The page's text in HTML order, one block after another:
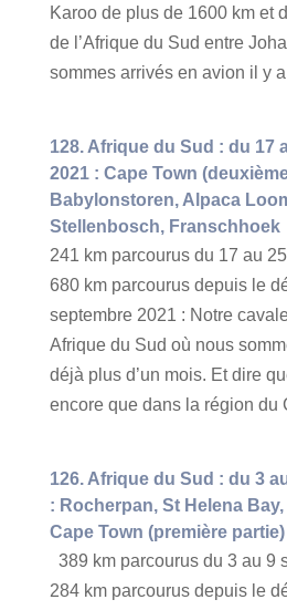
Karoo de plus de 1600 km et
de l’Afrique du Sud entre
sommes arrivés en avion il y
128. Afrique du Sud : du 17
2021 : Cape Town
Babylonstoren, Alpaca
Stellenbosch, Franschhoek
241 km parcourus du 17 au
680 km parcourus depuis le
septembre 2021 : Notre
Afrique du Sud où nous
déjà plus d’un mois. Et dire
encore que dans la région du
126. Afrique du Sud : du 3
: Rocherpan, St Helena
Cape Town (première partie)
389 km parcourus du 3 au 9
284 km parcourus depuis le